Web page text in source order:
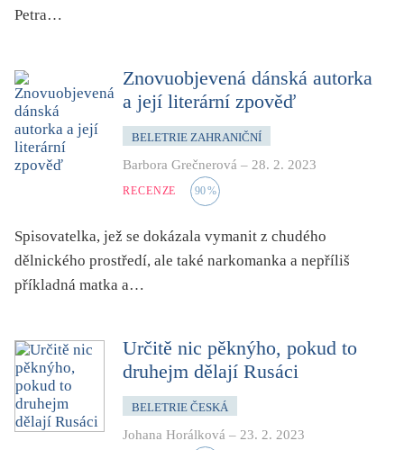
Petra…
Znovuobjevená dánská autorka
a její literární zpověď
BELETRIE ZAHRANIČNÍ
Barbora Grečnerová – 28. 2. 2023
RECENZE 90%
Spisovatelka, jež se dokázala vymanit z chudého
dělnického prostředí, ale také narkomanka a nepříliš
příkladná matka a…
Určitě nic pěknýho, pokud to
druhejm dělají Rusáci
BELETRIE ČESKÁ
Johana Horálková – 23. 2. 2023